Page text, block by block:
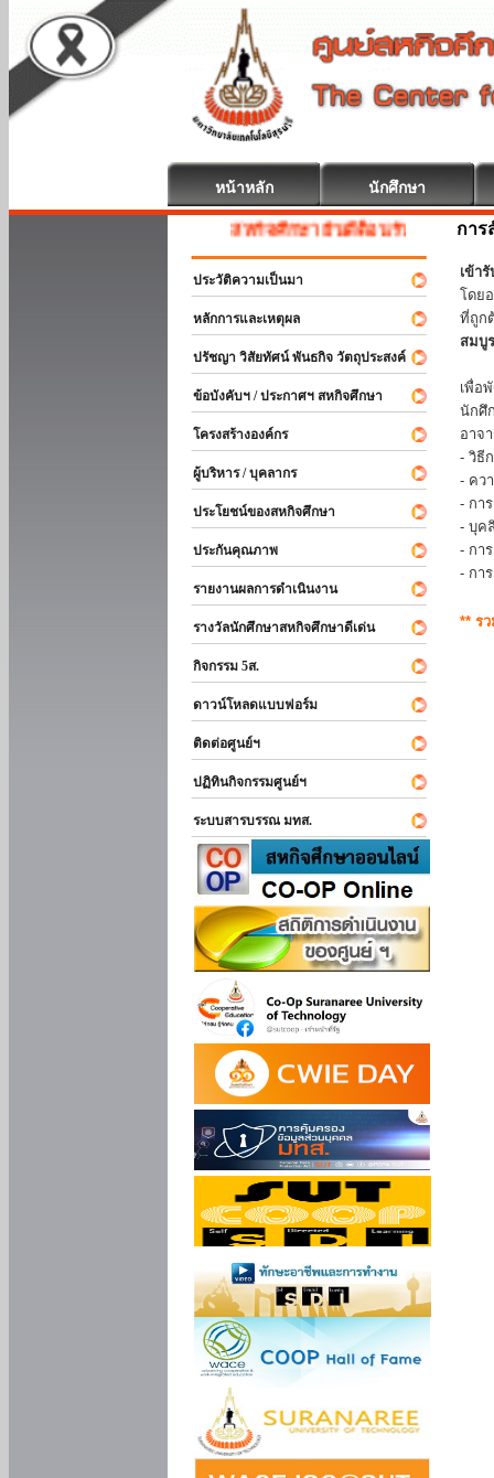
หน้าหลัก นักศึกษา
สหกิจศึกษา ยินดีต้อนรับ
ประวัติความเป็นมา
หลักการและเหตุผล
ปรัชญา วิสัยทัศน์ พันธกิจ วัตถุประสงค์
ข้อบังคับฯ / ประกาศฯ สหกิจศึกษา
โครงสร้างองค์กร
ผู้บริหาร / บุคลากร
ประโยชน์ของสหกิจศึกษา
ประกันคุณภาพ
รายงานผลการดำเนินงาน
รางวัลนักศึกษาสหกิจศึกษาดีเด่น
กิจกรรม 5ส.
ดาวน์โหลดแบบฟอร์ม
ติดต่อศูนย์ฯ
ปฏิทินกิจกรรมศูนย์ฯ
ระบบสารบรรณ มทส.
การ
เข้า
โดย
ที่ถูก
สมบู
เพื่อ
นักศึ
อาจ
- วิธี
- คว
- กา
- บุค
- กา
- กา
** ร